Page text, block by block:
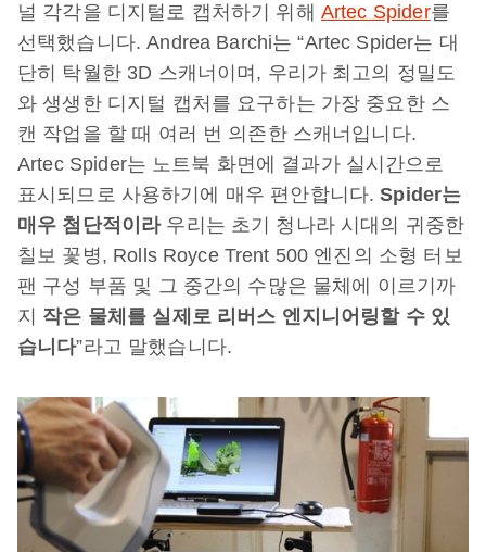
널 각각을 디지털로 캡처하기 위해 Artec Spider를
선택했습니다. Andrea Barchi는 “Artec Spider는 대
단히 탁월한 3D 스캐너이며, 우리가 최고의 정밀도
와 생생한 디지털 캡처를 요구하는 가장 중요한 스
캔 작업을 할 때 여러 번 의존한 스캐너입니다.
Artec Spider는 노트북 화면에 결과가 실시간으로
표시되므로 사용하기에 매우 편안합니다.Spider는
매우 첨단적이라우리는 초기 청나라 시대의 귀중한
칠보 꽃병, Rolls Royce Trent 500 엔진의 소형 터보
팬 구성 부품 및 그 중간의 수많은 물체에 이르기까
지 작은 물체를 실제로 리버스 엔지니어링할 수 있
습니다”라고 말했습니다.